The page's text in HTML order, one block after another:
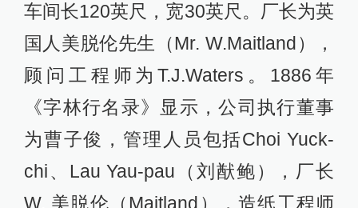
车间长120英尺，宽30英尺。厂长为英
国人美脱伦先生（Mr. W.Maitland），
顾问工程师为T.J.Waters。1886年
《字林行名录》显示，公司执行董事
为曹子俊，管理人员包括Choi Yuck-
chi、Lau Yau-pau（刘猷鲍），厂长
W. 美脱伦（Maitland），造纸工程师